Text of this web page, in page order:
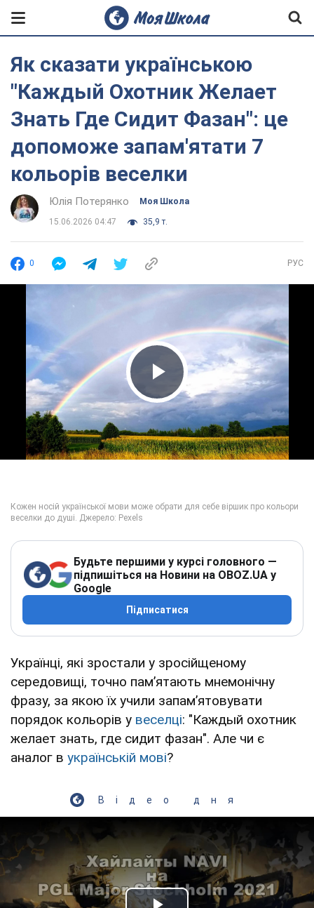
Як сказати українською
"Каждый Охотник Желает
Знать Где Сидит Фазан": це
допоможе запам'ятати 7
кольорів веселки
Юлія Потерянко Моя Школа
15.06.2026 04:47 35,9 т.
0 РУС
Play Video
Будьте першими у курсі головного —
підпишіться на Новини на OBOZ.UA у
Google
Підписатися
Українці, які зростали у зросійщеному
середовищі, точно пам’ятають мнемонічну
фразу, за якою їх учили запам’ятовувати
порядок кольорів у веселці: "Каждый охотник
желает знать, где сидит фазан". Але чи є
аналог в українській мові?
Відео дня